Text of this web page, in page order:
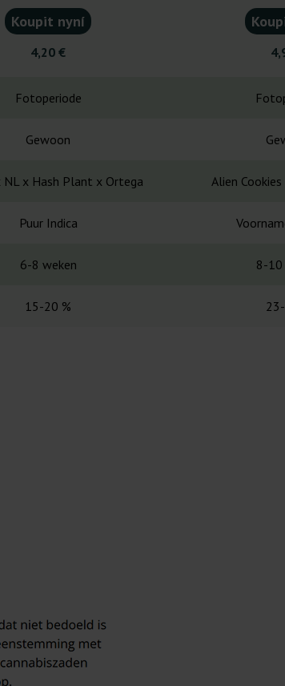
Koupit nyní
4,20 €
Fotoperiode
Gewoon
NL x Hash Plant x Ortega Alien
Puur Indica
6-8 weken 8-10
15-20 %